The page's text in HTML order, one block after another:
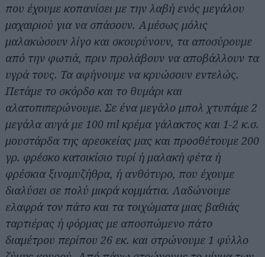
που έχουμε κοπανίσει με την λαβή ενός μεγάλου
μαχαιριού για να σπάσουν. Αμέσως μόλις
μαλακώσουν λίγο και σκουρύνουν, τα αποσύρουμε
από την φωτιά, πριν προλάβουν να αποβάλλουν τα
υγρά τους. Τα αφήνουμε να κρυώσουν εντελώς.
Πετάμε το σκόρδο και το θυμάρι και
αλατοπιπερώνουμε. Σε ένα μεγάλο μπολ χτυπάμε 2
μεγάλα αυγά με 100 ml κρέμα γάλακτος και 1-2 κ.σ.
μουστάρδα της αρεσκείας μας και προσθέτουμε 200
γρ. φρέσκο κατσικίσιο τυρί ή μαλακή φέτα ή
φρέσκια ξινομυζήθρα, ή ανθότυρο, που έχουμε
διαλύσει σε πολύ μικρά κομμάτια. Λαδώνουμε
ελαφρά τον πάτο και τα τοιχώματα μιας βαθιάς
ταρτιέρας ή φόρμας με αποσπώμενο πάτο
διαμέτρου περίπου 26 εκ. και στρώνουμε 1 φύλλο